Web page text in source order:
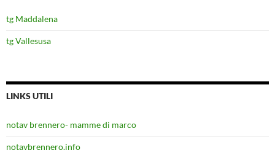
tg Maddalena
tg Vallesusa
LINKS UTILI
notav brennero- mamme di marco
notavbrennero.info